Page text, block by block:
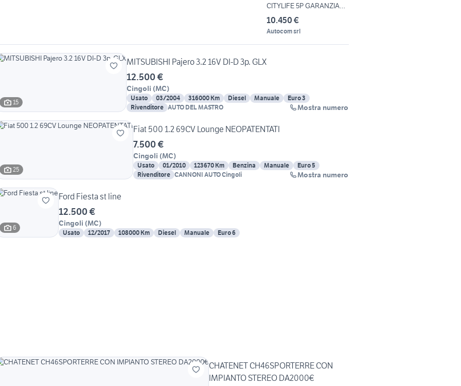
CITYLIFE 5P GARANZIA
36MESI
10.450 €
Autocom srl
15
MITSUBISHI Pajero 3.2 16V DI-D 3p. GLX
12.500 €
Cingoli (MC)
Usato 03/2004 316000 Km Diesel Manuale
Euro 3
Rivenditore AUTO DEL MASTRO Mostra numero
25
Fiat 500 1.2 69CV Lounge NEOPATENTATI
7.500 €
Cingoli (MC)
Usato 01/2010 123670 Km Benzina Manuale
Euro 5
Rivenditore CANNONI AUTO Cingoli Mostra numero
6
Ford Fiesta st line
12.500 €
Cingoli (MC)
Usato 12/2017 108000 Km Diesel Manuale Euro 6
CHATENET CH46SPORTERRE CON
IMPIANTO STEREO DA2000€